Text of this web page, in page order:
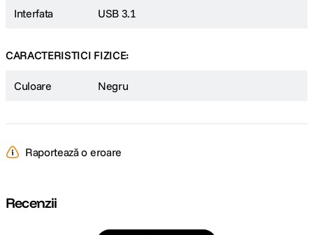
Interfata USB 3.1
CARACTERISTICI FIZICE:
Culoare Negru
Raportează o eroare
Recenzii